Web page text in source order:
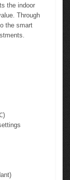
the indoor
Through
the smart